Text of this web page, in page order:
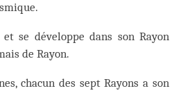
se développe dans son Rayon
de Rayon.
chacun des sept Rayons a son